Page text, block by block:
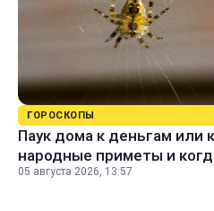
ГОРОСКОПЫ
Паук дома к деньгам или
народные приметы и
05 августа 2026, 13:57